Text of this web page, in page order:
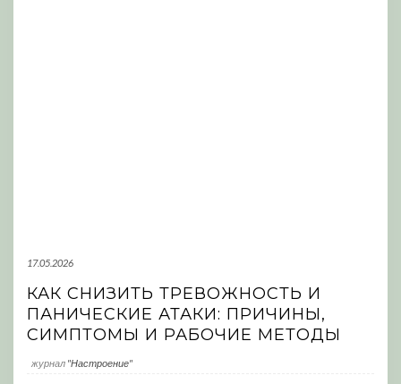
17.05.2026
КАК СНИЗИТЬ ТРЕВОЖНОСТЬ И
ПАНИЧЕСКИЕ АТАКИ: ПРИЧИНЫ,
СИМПТОМЫ И РАБОЧИЕ МЕТОДЫ
журнал "Настроение"